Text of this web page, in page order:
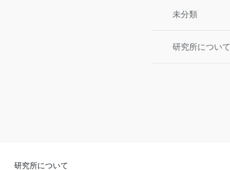
未分類
研究所について
研究所について